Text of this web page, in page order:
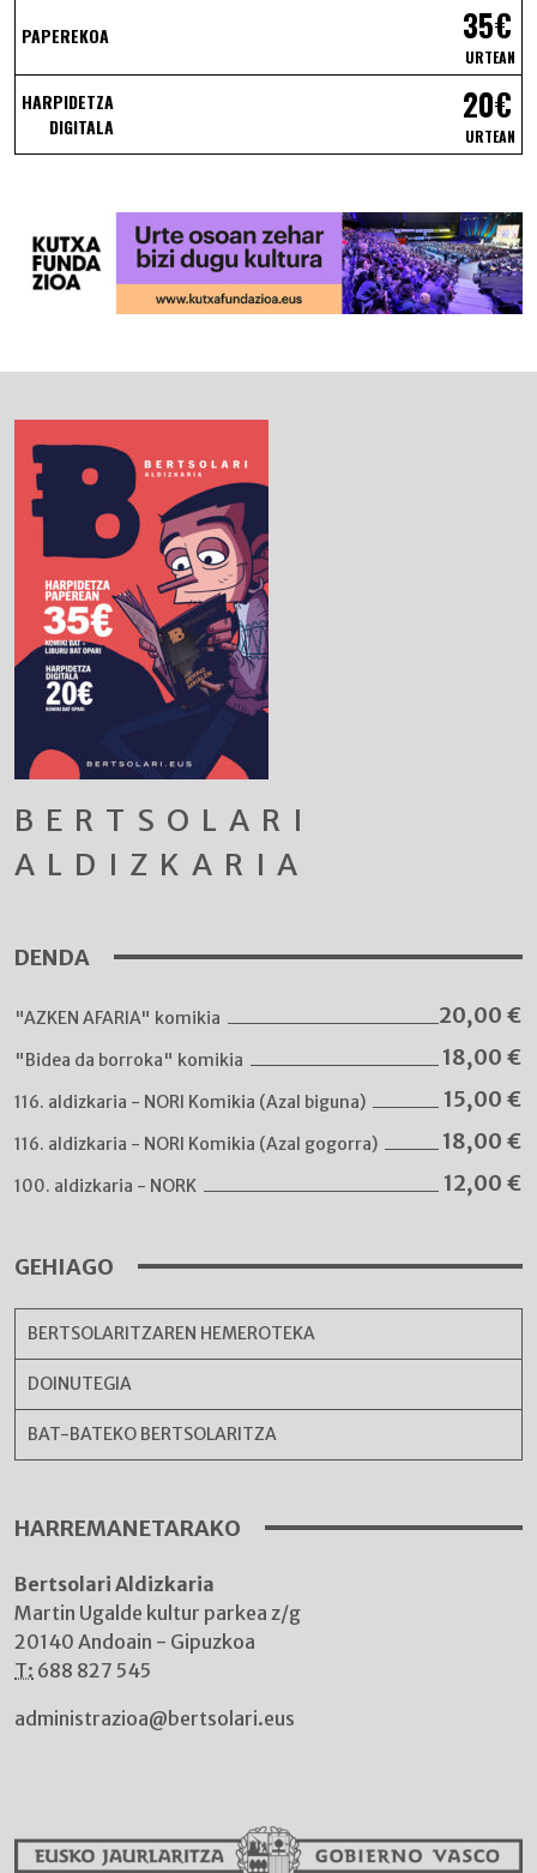
PAPEREKOA 35€
URTEAN
HARPIDETZA
DIGITALA
20€
URTEAN
BERTSOLARI
ALDIZKARIA
DENDA
"AZKEN AFARIA" komikia 20,00 €
"Bidea da borroka" komikia 18,00 €
116. aldizkaria - NORI Komikia (Azal biguna) 15,00 €
116. aldizkaria - NORI Komikia (Azal gogorra) 18,00 €
100. aldizkaria - NORK 12,00 €
GEHIAGO
BERTSOLARITZAREN HEMEROTEKA
DOINUTEGIA
BAT-BATEKO BERTSOLARITZA
HARREMANETARAKO
Bertsolari Aldizkaria
Martin Ugalde kultur parkea z/g
20140 Andoain - Gipuzkoa
T: 688 827 545
administrazioa@bertsolari.eus